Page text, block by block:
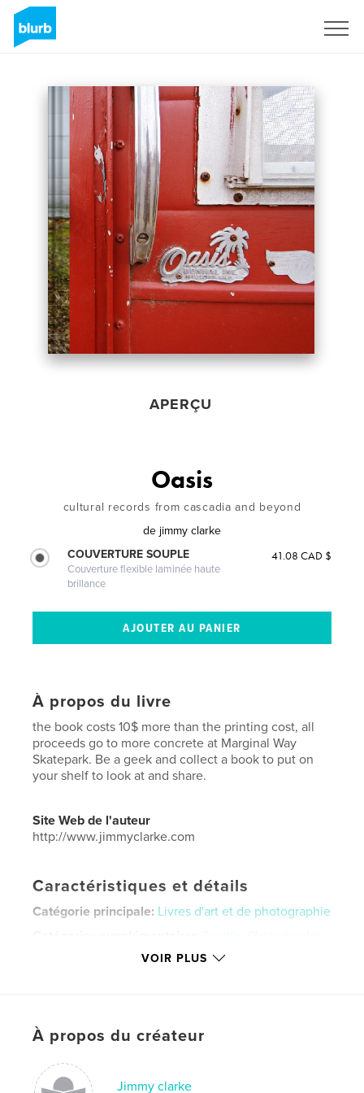
APERÇU
Oasis
cultural records from cascadia and beyond
de jimmy clarke
COUVERTURE SOUPLE
Couverture flexible laminée haute
brillance
41.08 CAD $
À propos du livre
the book costs 10$ more than the printing cost, all
proceeds go to more concrete at Marginal Way
Skatepark. Be a geek and collect a book to put on
your shelf to look at and share.
Site Web de l'auteur
http://www.jimmyclarke.com
Caractéristiques et détails
Catégorie principale: Livres d'art et de photographie
Photographie
LangueEnglish
Mots-clés
photography , street
VOIR PLUS
À propos du créateur
Jimmy clarke